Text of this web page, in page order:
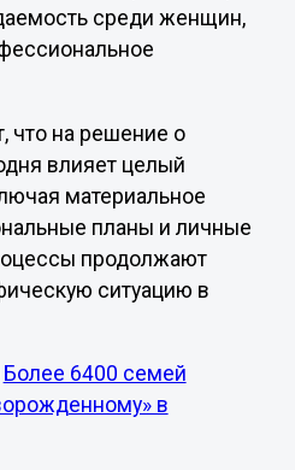
среди женщин,
что на решение о
влияет целый
материальное
планы и личные
продолжают
ситуацию в
Более 6400 семей
в